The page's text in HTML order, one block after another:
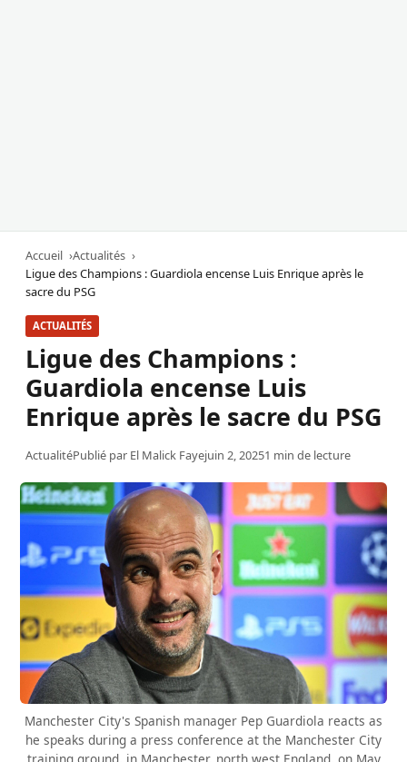
Accueil
Actualités
Ligue des Champions : Guardiola encense Luis Enrique après le
sacre du PSG
ACTUALITÉS
Ligue des Champions :
Guardiola encense Luis
Enrique après le sacre du PSG
ActualitéPublié par El Malick Fayejuin 2, 20251 min de lecture
Manchester City's Spanish manager Pep Guardiola reacts as
he speaks during a press conference at the Manchester City